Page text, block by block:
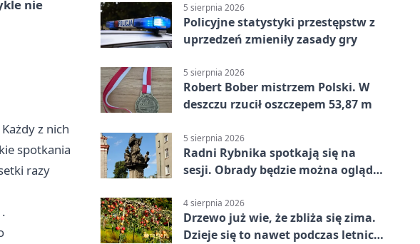
nie
z nich
spotkania
razy
.
5 sierpnia 2026
Policyjne statystyki przestępstw z
uprzedzeń zmieniły zasady gry
5 sierpnia 2026
Robert Bober mistrzem Polski. W
deszczu rzucił oszczepem 53,87 m
5 sierpnia 2026
Radni Rybnika spotkają się na
sesji. Obrady będzie można oglądać
4 sierpnia 2026
Drzewo już wie, że zbliża się zima.
Dzieje się to nawet podczas letnich